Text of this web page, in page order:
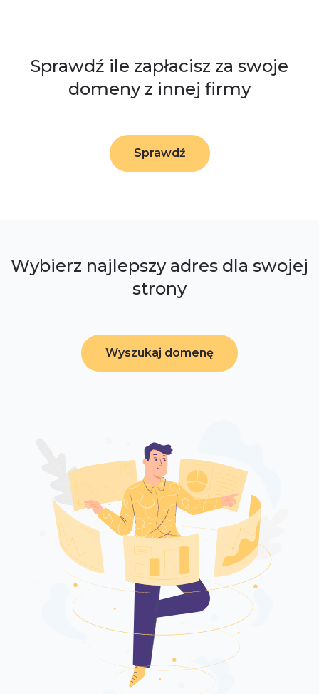
Sprawdź ile zapłacisz za swoje
domeny z innej firmy
Sprawdź
Wybierz najlepszy adres dla swojej
strony
Wyszukaj domenę